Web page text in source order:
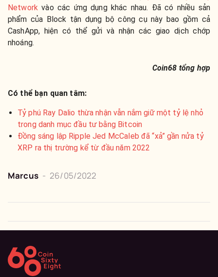
Network vào các ứng dụng khác nhau. Đã có nhiều sản
phẩm của Block tận dụng bộ công cụ này bao gồm cả
CashApp, hiện có thể gửi và nhận các giao dịch chớp
nhoáng.
Coin68 tổng hợp
Có thể bạn quan tâm:
Tỷ phú Ray Dalio thừa nhận vẫn nắm giữ một tỷ lệ nhỏ
trong danh mục đầu tư bằng Bitcoin
Đồng sáng lập Ripple Jed McCaleb đã “xả” gần nửa tỷ
XRP ra thị trường kể từ đầu năm 2022
Marcus - 26/05/2022